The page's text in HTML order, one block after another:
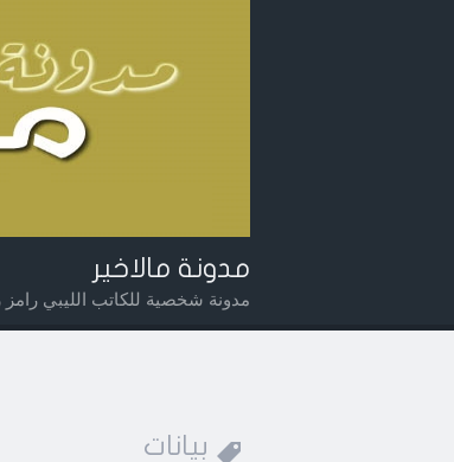
مدونة مالاخير
مدونة شخصية للكاتب الليبي رامز
Menu
Widgets
Search
بيانات